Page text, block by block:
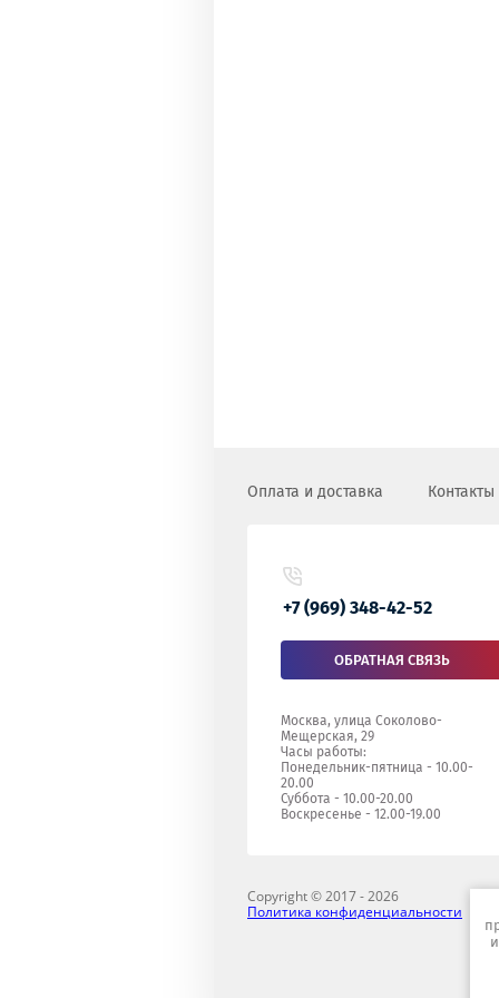
Оплата и доставка Контакты
+7 (969) 348-42-52
ОБРАТНАЯ СВЯЗЬ
Москва, улица Соколово-
Мещерская, 29
Часы работы:
Понедельник-пятница - 10.00-
20.00
Суббота - 10.00-20.00
Воскресенье - 12.00-19.00
Copyright © 2017 - 2026
Политика конфиденциальности